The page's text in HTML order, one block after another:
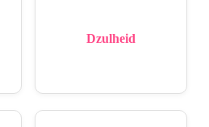
Dzulheid